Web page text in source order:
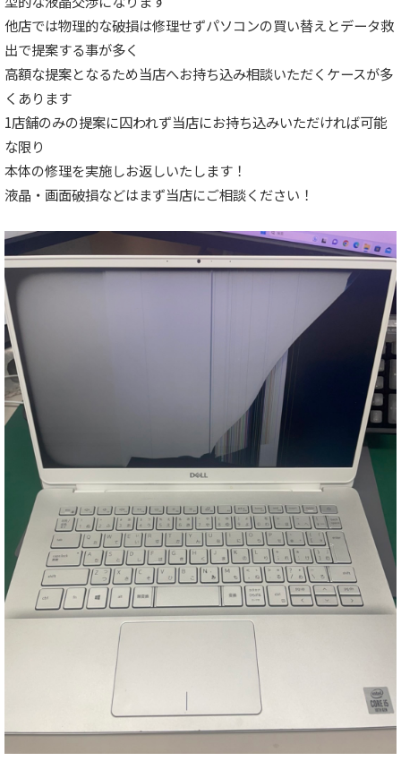
他店では物理的な破損は修理せずパソコンの買い替えとデータ救
出で提案する事が多く
高額な提案となるため当店へお持ち込み相談いただくケースが多
くあります
1店舗のみの提案に囚われず当店にお持ち込みいただければ可能
な限り
本体の修理を実施しお返しいたします！
液晶・画面破損などはまず当店にご相談ください！